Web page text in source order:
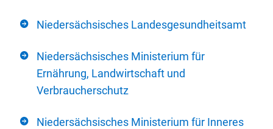
Niedersächsisches Landesgesundheitsamt
Niedersächsisches Ministerium für
Ernährung, Landwirtschaft und
Verbraucherschutz
Niedersächsisches Ministerium für Inneres